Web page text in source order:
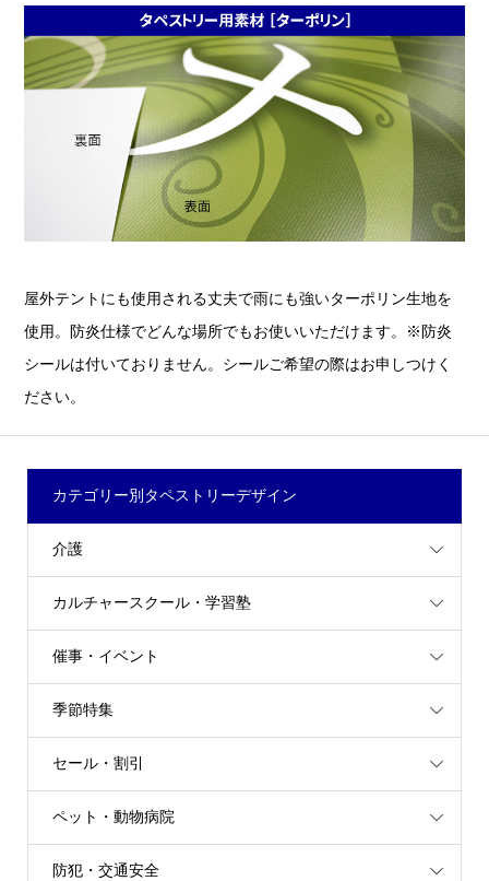
屋外テントにも使用される丈夫で雨にも強いターポリン生地を
使用。防炎仕様でどんな場所でもお使いいただけます。※防炎
シールは付いておりません。シールご希望の際はお申しつけく
ださい。
カテゴリー別タペストリーデザイン
介護
カルチャースクール・学習塾
催事・イベント
季節特集
セール・割引
ペット・動物病院
防犯・交通安全